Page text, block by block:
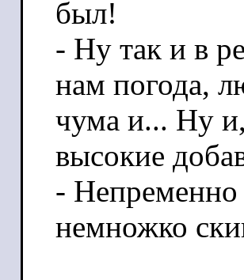
был!
- Ну так и в
нам погода,
чума и... Ну
высокие
- Непременно
немножко